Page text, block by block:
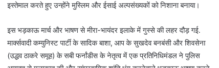
इस्तेमाल करते हुए उन्होंने मुस्लिम और ईसाई अल्पसंख्यकों को निशाना बनाया।
इस भड़काऊ मार्च और भाषण से मीरा-भायंदर इलाके में गुस्से की लहर दौड़ गई.
मार्क्सवादी कम्युनिस्ट पार्टी के सादिक बाशा, आप के सुखदेव बनबंसी और शिवसेना
(उद्धव ठाकरे समूह) के सबी फर्नांडीस के नेतृत्व में एक प्रतिनिधिमंडल ने पुलिस